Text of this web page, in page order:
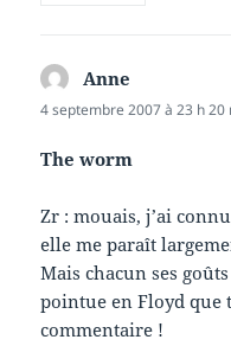
Anne
4 septembre 2007 à 23 h 20
The worm
Zr : mouais, j’ai
elle me paraît
Mais chacun ses
pointue en Floyd
commentaire !